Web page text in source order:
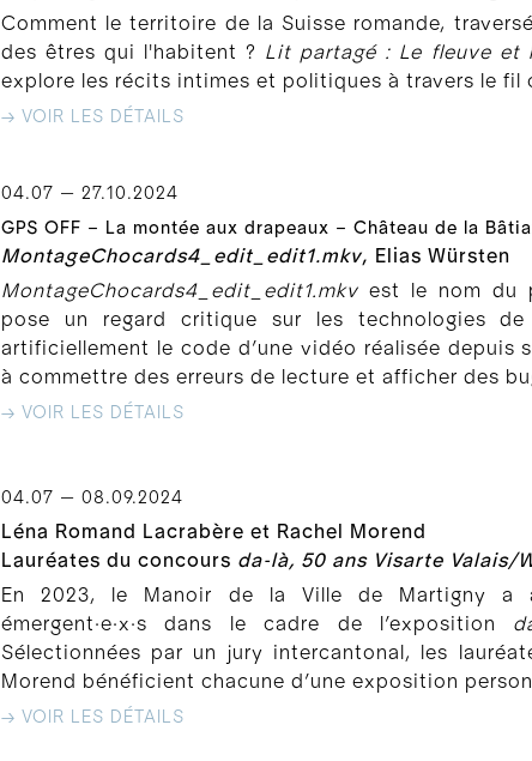
Comment le territoire de la Suisse romande,
des êtres qui l'habitent ? Lit partagé : Le fleuve et
explore les récits intimes et politiques à travers le fil
→ VOIR LES DÉTAILS
04.07 — 27.10.2024
GPS OFF – La montée aux drapeaux – Château de la
MontageChocards4_edit_edit1.mkv, Elias Würsten
MontageChocards4_edit_edit1.mkv est le nom du
pose un regard critique sur les technologies
artificiellement le code d’une vidéo réalisée depuis
à commettre des erreurs de lecture et afficher des
→ VOIR LES DÉTAILS
04.07 — 08.09.2024
Léna Romand Lacrabère et Rachel Morend
Lauréates du concours da-là, 50 ans Visarte Valais/
En 2023, le Manoir de la Ville de Martigny a
émergent∙e∙x∙s dans le cadre de l’exposition
Sélectionnées par un jury intercantonal, les
Morend bénéficient chacune d’une exposition
→ VOIR LES DÉTAILS